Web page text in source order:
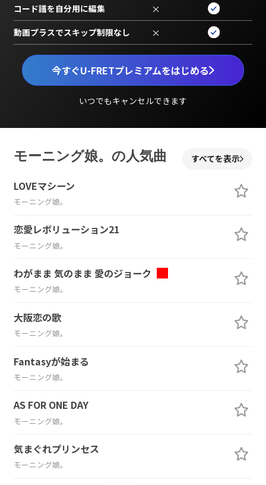
今すぐU-FRETプレミアムをはじめる
いつでもキャンセルできます
コード譜を自分用に編集 ×
動画プラスでスキップ制限なし ×
モーニング娘。の人気曲 すべてを表示
LOVEマシーン
モーニング娘。
恋愛レボリューション21
モーニング娘。
わがまま 気のまま 愛のジョーク
モーニング娘。
大阪恋の歌
モーニング娘。
Fantasyが始まる
モーニング娘。
AS FOR ONE DAY
モーニング娘。
気まぐれプリンセス
モーニング娘。